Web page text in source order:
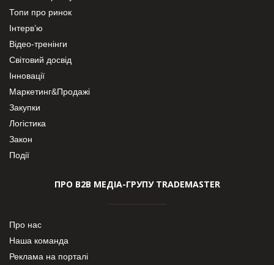
Топи про ринок
Інтерв’ю
Відео-тренінги
Світовий досвід
Інновації
Маркетинг&Продажі
Закупки
Логістика
Закон
Події
ПРО В2В МЕДІА-ГРУПУ TRADEMASTER
Про нас
Наша команда
Реклама на порталі